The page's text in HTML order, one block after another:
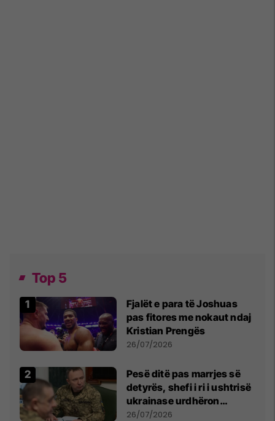
Top 5
Fjalët e para të Joshuas
pas fitores me nokaut ndaj
Kristian Prengës
26/07/2026
Pesë ditë pas marrjes së
detyrës, shefi i ri i ushtrisë
ukrainase urdhëron
kontroll të madh
26/07/2026